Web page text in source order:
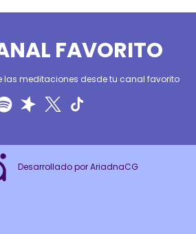
FAVORITO
las meditaciones desde tu canal favorito
Desarrollado por AriadnaCG